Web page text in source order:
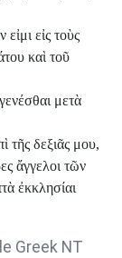
εἰς τοὺς
καὶ τοῦ
μετὰ
τῆς δεξιᾶς μου,
ἄγγελοι τῶν
ἐκκλησίαι
Greek NT